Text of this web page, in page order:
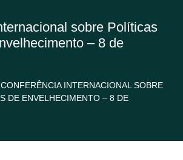
sobre Políticas
– 8 de
CONFERÊNCIA INTERNACIONAL SOBRE
DE ENVELHECIMENTO – 8 DE